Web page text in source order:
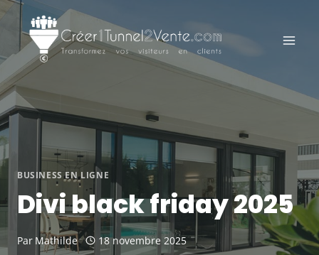
Aller
contenu
BUSINESS EN LIGNE
Divi black friday 2025
Par Mathilde 18 novembre 2025